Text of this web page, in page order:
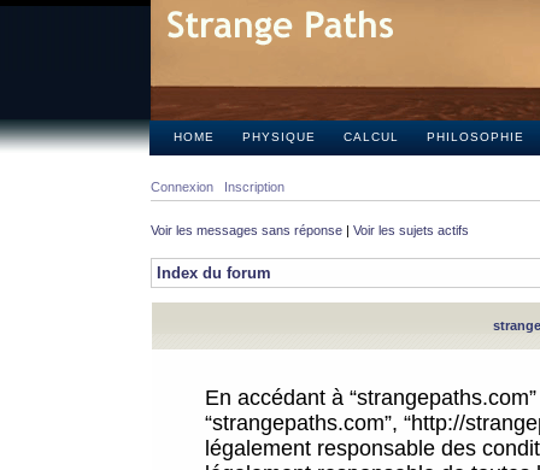
HOME PHYSIQUE CALCUL PHILOSOPHIE
Connexion Inscription
Voir les messages sans réponse | Voir les sujets actifs
Index du forum
En accédant à
“strangepaths.com”, “http://
légalement responsable des